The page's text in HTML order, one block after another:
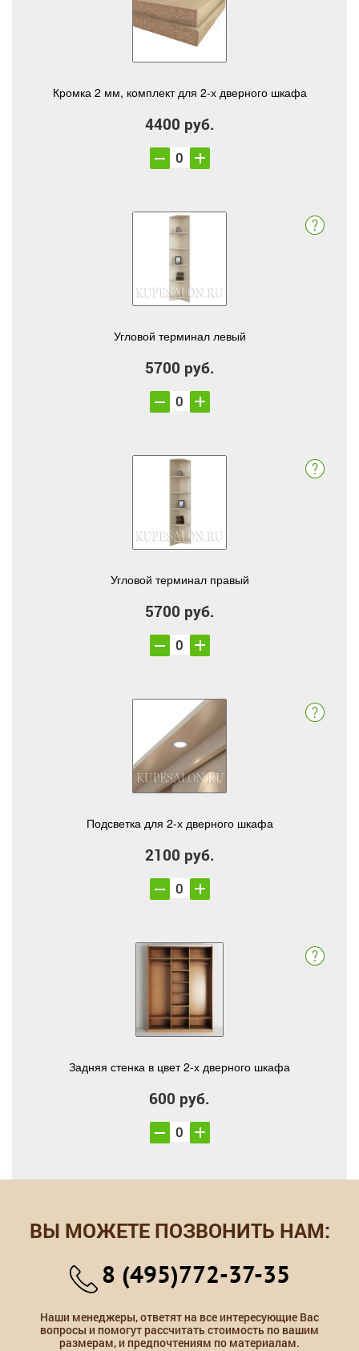
Кромка 2 мм, комплект для 2-х дверного шкафа
4400 руб.
Угловой терминал левый
5700 руб.
Угловой терминал правый
5700 руб.
Подсветка для 2-х дверного шкафа
2100 руб.
Задняя стенка в цвет 2-х дверного шкафа
600 руб.
ВЫ МОЖЕТЕ ПОЗВОНИТЬ НАМ:
8 (495)772-37-35
Наши менеджеры, ответят на все интересующие Вас
вопросы и помогут рассчитать стоимость по вашим
размерам, и предпочтениям по материалам.